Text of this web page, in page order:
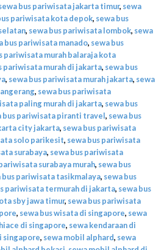
bus pariwisata jakarta timur, sewa
pariwisata kota depok, sewa bus
, sewa bus pariwisata lombok, sewa
bus pariwisata manado, sewa bus
pariwisata murah balaraja kota
pariwisata murah di jakarta, sewa bus
, sewa bus pariwisata murah jakarta, sewa
, sewa bus pariwisata
paling murah di jakarta, sewa bus
bus pariwisata piranti travel, sewa bus
city jakarta, sewa bus pariwisata
solo parikesit, sewa bus pariwisata
surabaya, sewa bus pariwisata
surabaya murah, sewa bus
bus pariwisata tasikmalaya, sewa bus
pariwisata termurah di jakarta, sewa bus
sby jawa timur, sewa bus pariwisata
, sewa bus wisata di singapore, sewa
di singapore, sewa kendaraan di
singapore, sewa mobil alphard, sewa